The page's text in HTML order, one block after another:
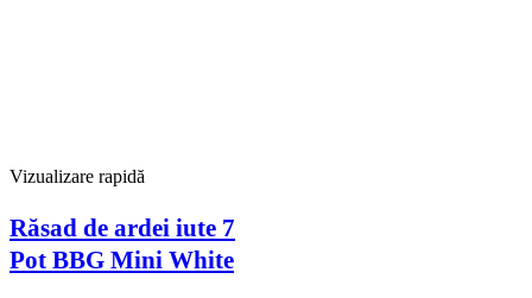
Vizualizare rapidă
Răsad de ardei iute 7
Pot BBG Mini White